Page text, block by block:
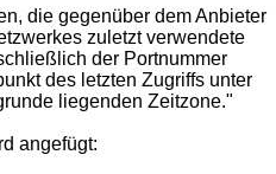
die gegenüber dem Anbieter
zuletzt verwendete
der Portnummer
des letzten Zugriffs unter
liegenden Zeitzone."
angefügt: